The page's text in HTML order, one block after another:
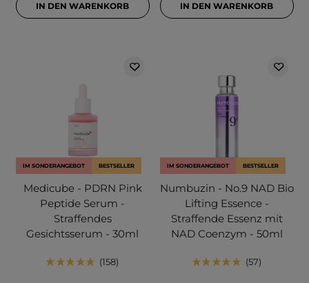
IN DEN WARENKORB IN DEN WARENKORB
IM SONDERANGEBOT BESTSELLER
Medicube - PDRN Pink
Peptide Serum -
Straffendes
Gesichtsserum - 30ml
158
IM SONDERANGEBOT BESTSELLER
Numbuzin - No.9 NAD Bio
Lifting Essence -
Straffende Essenz mit
NAD Coenzym - 50ml
57